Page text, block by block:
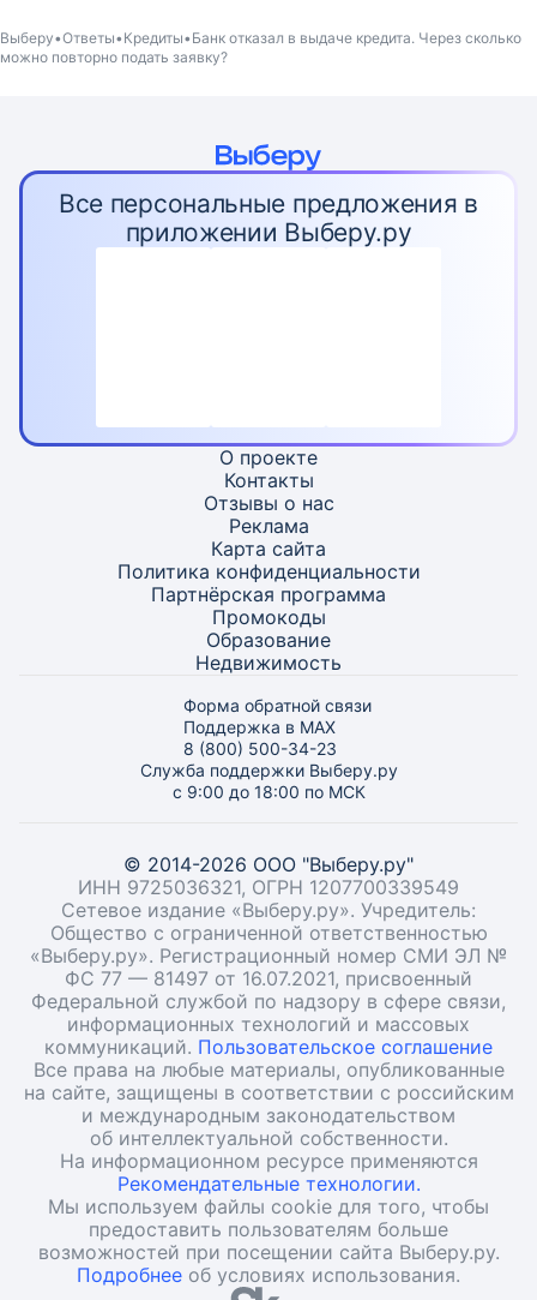
Выберу Ответы Кредиты Банк отказал в выдаче кредита. Через сколько
можно повторно подать заявку?
Все персональные предложения в
приложении Выберу.ру
О проекте
Контакты
Отзывы о нас
Реклама
Карта сайта
Политика конфиденциальности
Партнёрская программа
Промокоды
Образование
Недвижимость
Форма обратной связи
Поддержка в MAX
8 (800) 500-34-23
Служба поддержки Выберу.ру
с 9:00 до 18:00 по МСК
© 2014-2026 ООО "Выберу.ру"
ИНН 9725036321, ОГРН 1207700339549
Сетевое издание «Выберу.ру». Учредитель:
Общество с ограниченной ответственностью
«Выберу.ру». Регистрационный номер СМИ ЭЛ №
ФС 77 — 81497 от 16.07.2021, присвоенный
Федеральной службой по надзору в сфере связи,
информационных технологий и массовых
коммуникаций. Пользовательское соглашение
Все права на любые материалы, опубликованные
на сайте, защищены в соответствии с российским
и международным законодательством
об интеллектуальной собственности.
На информационном ресурсе применяются
Рекомендательные технологии.
Мы используем файлы cookie для того, чтобы
предоставить пользователям больше
возможностей при посещении сайта Выберу.ру.
Подробнее об условиях использования.